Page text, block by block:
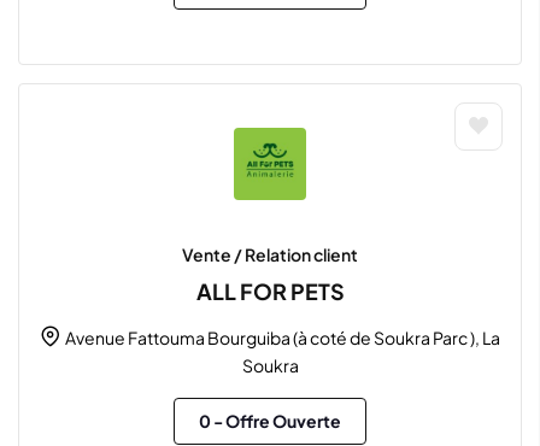
Vente / Relation client
ALL FOR PETS
Avenue Fattouma Bourguiba (à coté de Soukra Parc ), La
Soukra
0- Offre Ouverte